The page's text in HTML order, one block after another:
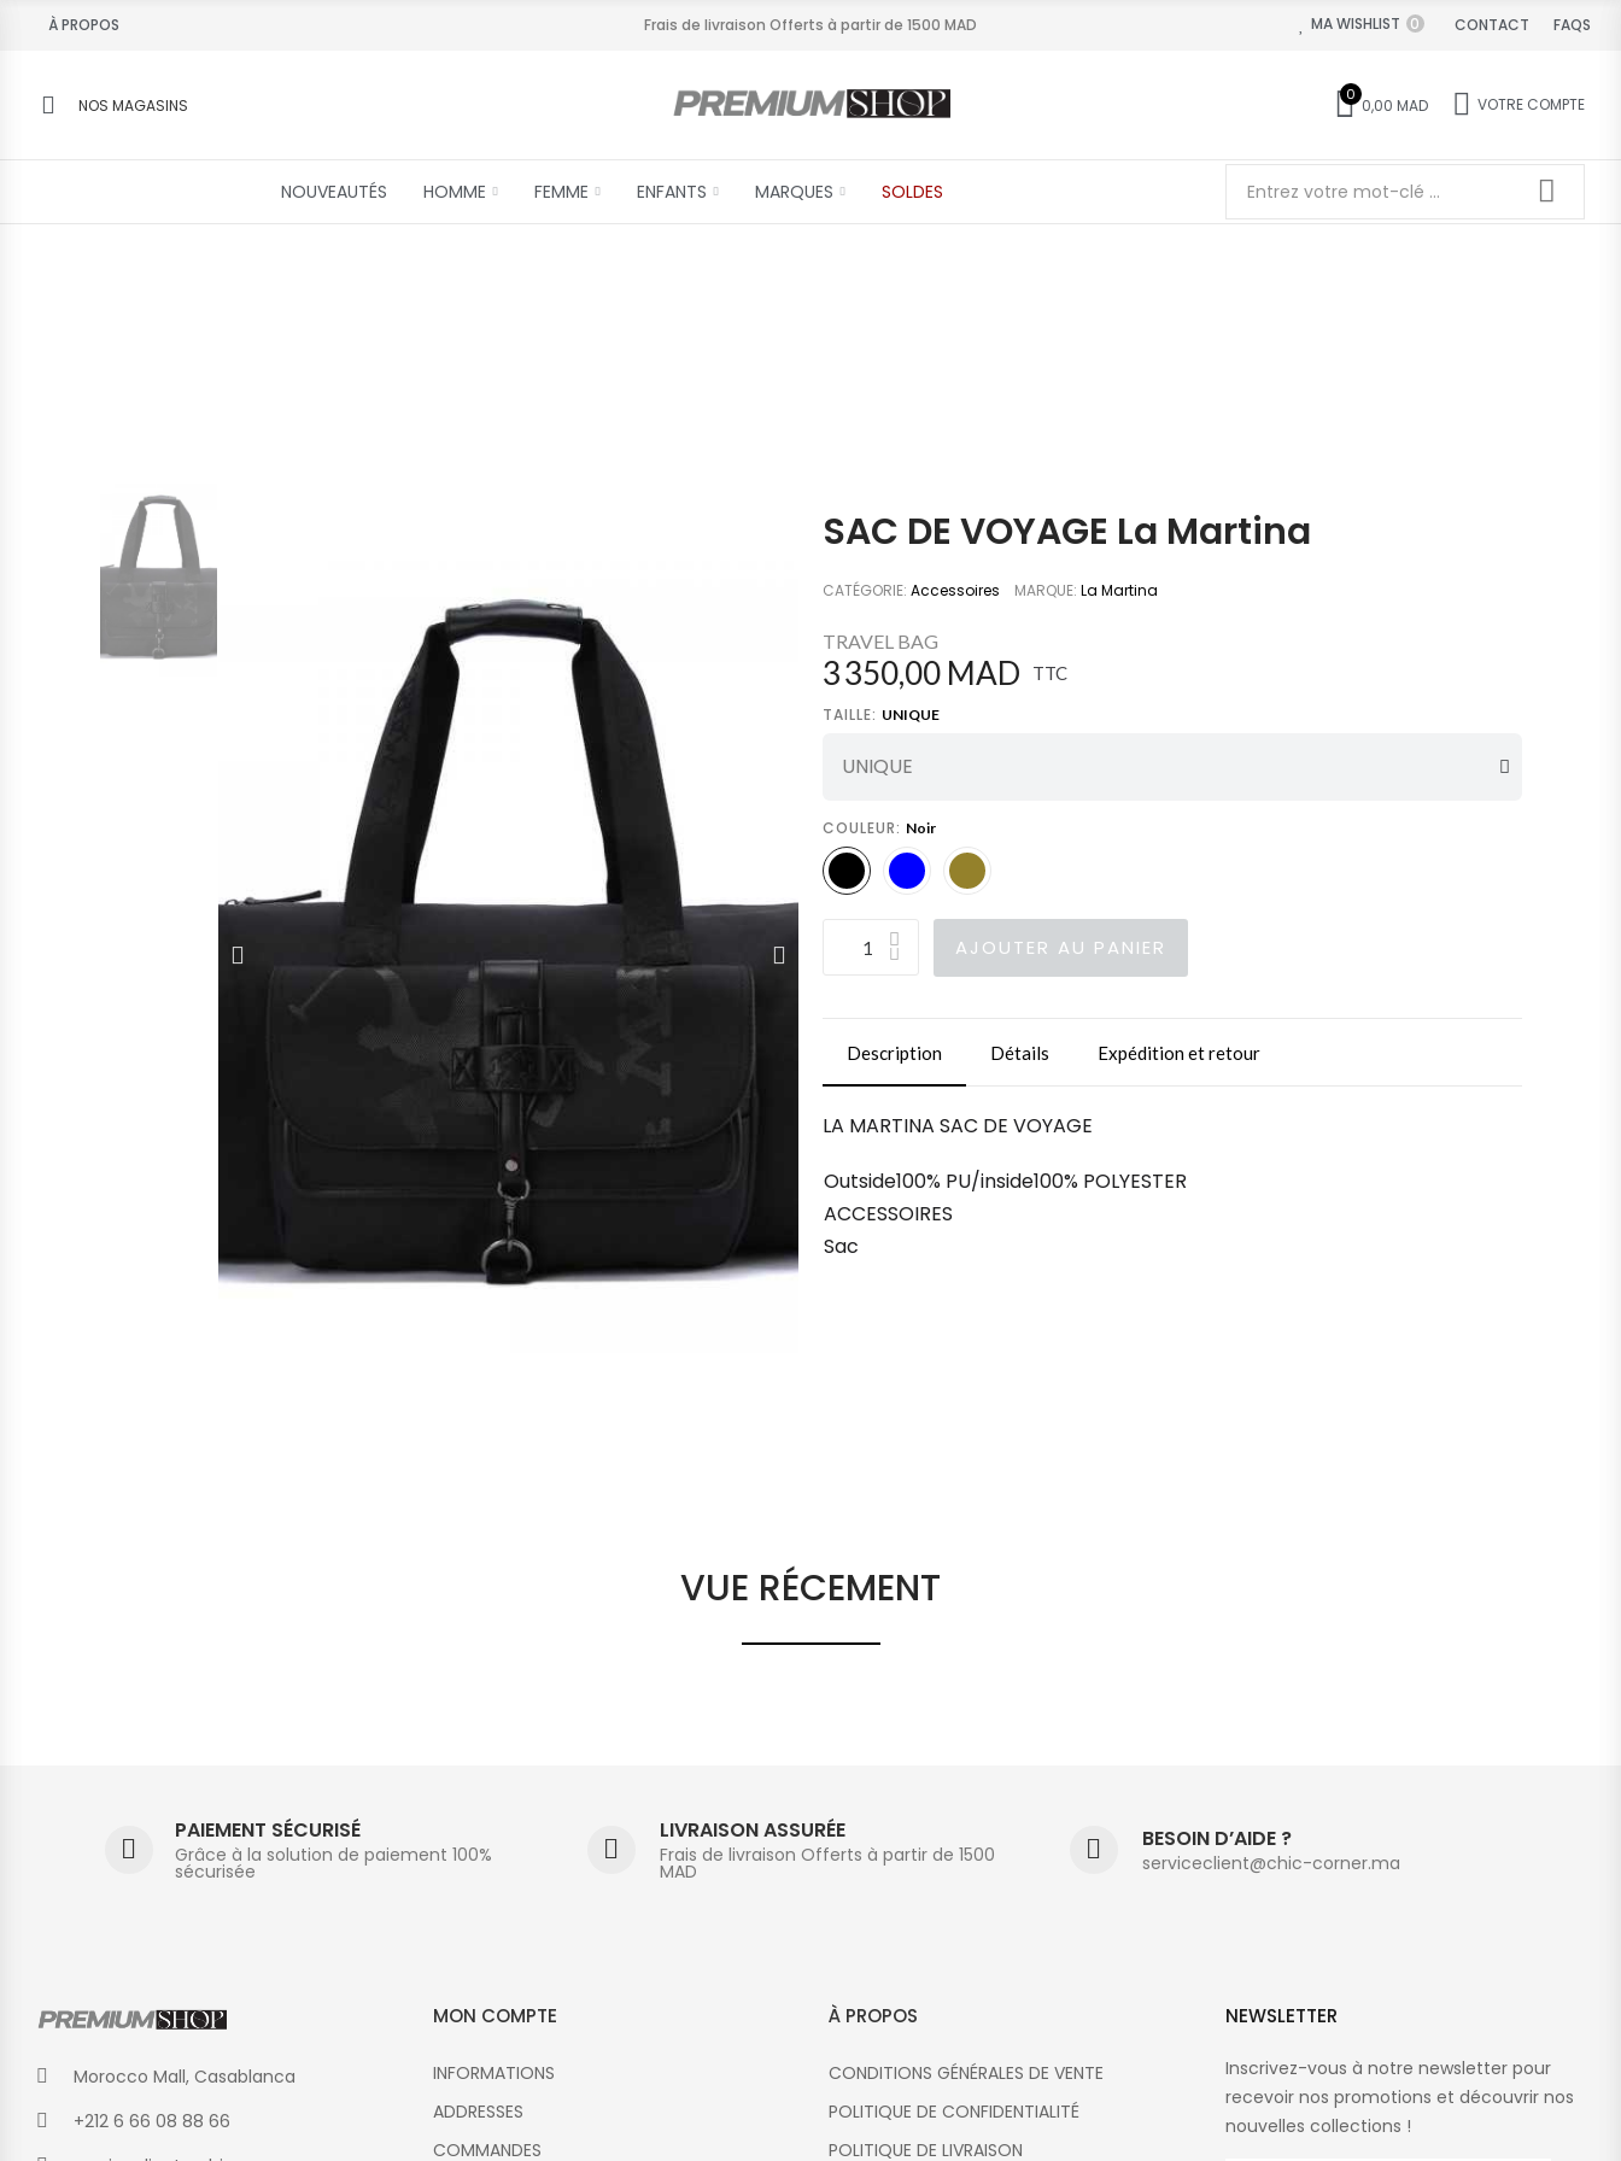
À PROPOS Frais de livraison Offerts à partir de 1500 MAD MA WISHLIST 0 CONTACT FAQS
NOS MAGASINS
0
0,00 MAD VOTRE COMPTE
NOUVEAUTÉS HOMME FEMME ENFANTS MARQUES SOLDES
SAC DE VOYAGE La Martina
CATÉGORIE Accessoires MARQUE La Martina
TRAVEL BAG
3 350,00 MAD TTC
TAILLE UNIQUE
COULEUR Noir
AJOUTER AU PANIER
Description Détails Expédition et retour
LA MARTINA SAC DE VOYAGE
Outside100% PU/inside100% POLYESTER
ACCESSOIRES
Sac
VUE RÉCEMENT
PAIEMENT SÉCURISÉ
Grâce à la solution de paiement 100%
sécurisée
LIVRAISON ASSURÉE
Frais de livraison Offerts à partir de 1500
MAD
BESOIN D’AIDE ?
serviceclient@chic-corner.ma
Morocco Mall, Casablanca
+212 6 66 08 88 66
MON COMPTE
INFORMATIONS
ADDRESSES
COMMANDES
À PROPOS
CONDITIONS GÉNÉRALES DE VENTE
POLITIQUE DE CONFIDENTIALITÉ
POLITIQUE DE LIVRAISON
NEWSLETTER
Inscrivez-vous à notre newsletter pour
recevoir nos promotions et découvrir nos
nouvelles collections !